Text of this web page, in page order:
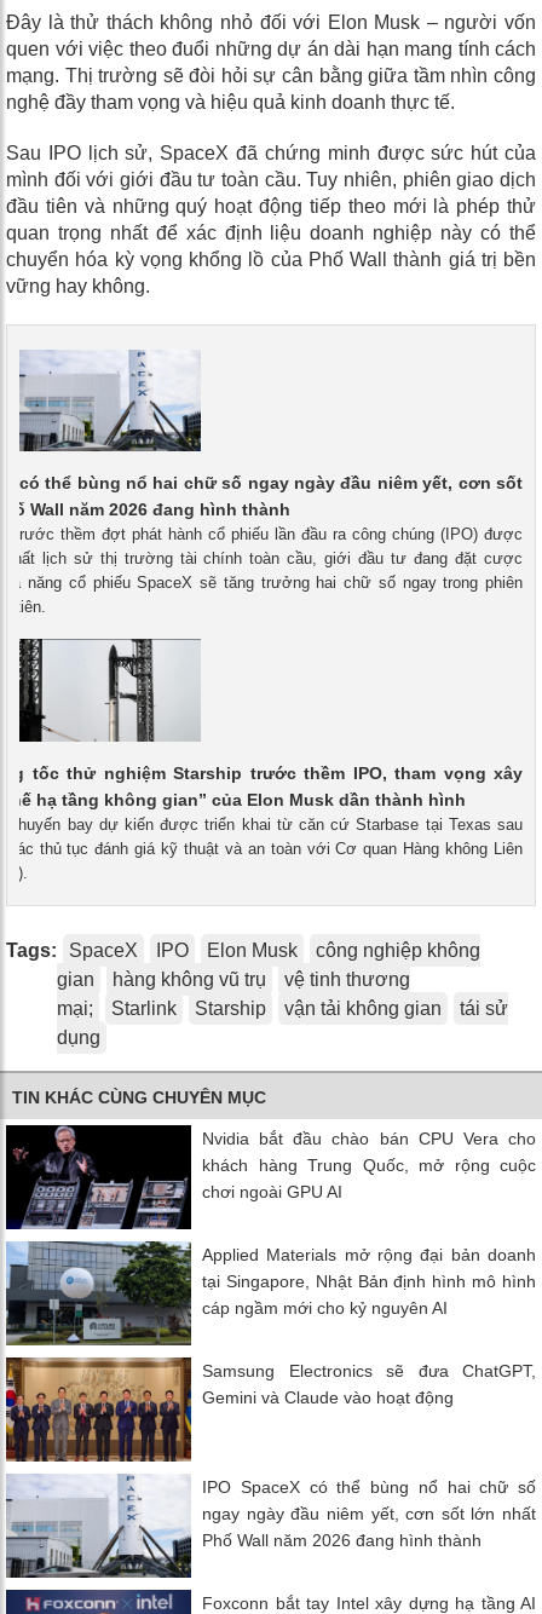
Đây là thử thách không nhỏ đối với Elon Musk – người vốn
quen với việc theo đuổi những dự án dài hạn mang tính cách
mạng. Thị trường sẽ đòi hỏi sự cân bằng giữa tầm nhìn công
nghệ đầy tham vọng và hiệu quả kinh doanh thực tế.
Sau IPO lịch sử, SpaceX đã chứng minh được sức hút của
mình đối với giới đầu tư toàn cầu. Tuy nhiên, phiên giao dịch
đầu tiên và những quý hoạt động tiếp theo mới là phép thử
quan trọng nhất để xác định liệu doanh nghiệp này có thể
chuyển hóa kỳ vọng khổng lồ của Phố Wall thành giá trị bền
vững hay không.
có thể bùng nổ hai chữ số ngay ngày đầu niêm yết, cơn sốt
Wall năm 2026 đang hình thành
Trước thềm đợt phát hành cổ phiếu lần đầu ra công chúng (IPO) được
lịch sử thị trường tài chính toàn cầu, giới đầu tư đang đặt cược
năng cổ phiếu SpaceX sẽ tăng trưởng hai chữ số ngay trong phiên
tiên.
tốc thử nghiệm Starship trước thềm IPO, tham vọng xây
hạ tầng không gian” của Elon Musk dần thành hình
chuyến bay dự kiến được triển khai từ căn cứ Starbase tại Texas sau
các thủ tục đánh giá kỹ thuật và an toàn với Cơ quan Hàng không Liên
Tags: SpaceX IPO Elon Musk
công nghiệp không
gian
hàng không vũ trụ
vệ tinh thương
mại;
Starlink Starship vận tải không gian
tái sử
dụng
TIN KHÁC CÙNG CHUYÊN MỤC
Nvidia bắt đầu chào bán CPU Vera cho
khách hàng Trung Quốc, mở rộng cuộc
chơi ngoài GPU AI
Applied Materials mở rộng đại bản doanh
tại Singapore, Nhật Bản định hình mô hình
cáp ngầm mới cho kỷ nguyên AI
Samsung Electronics sẽ đưa ChatGPT,
Gemini và Claude vào hoạt động
IPO SpaceX có thể bùng nổ hai chữ số
ngay ngày đầu niêm yết, cơn sốt lớn nhất
Phố Wall năm 2026 đang hình thành
Foxconn bắt tay Intel xây dựng hạ tầng AI